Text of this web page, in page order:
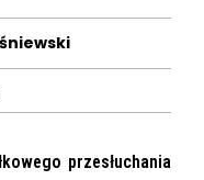
przesłuchania